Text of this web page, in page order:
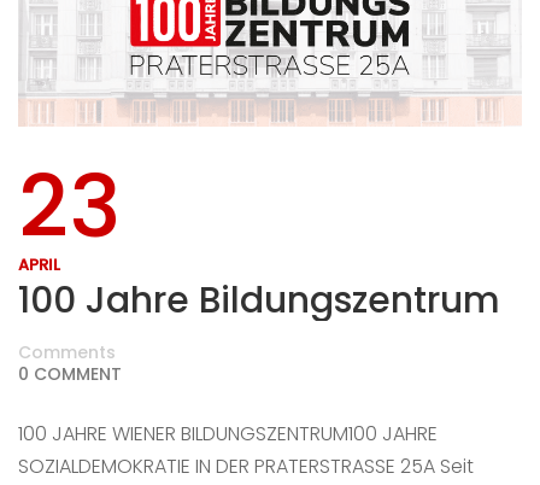
23
APRIL
100 Jahre Bildungszentrum
Comments
0 COMMENT
100 JAHRE WIENER BILDUNGSZENTRUM100 JAHRE
SOZIALDEMOKRATIE IN DER PRATERSTRASSE 25A Seit